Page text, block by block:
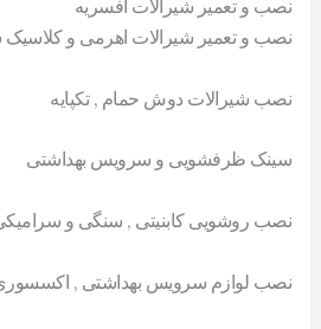
نصب و تعمیر شیرالات افسریه
نصب و تعمیر شیرالات اهرمی و کلاسیک
نصب شیرالات دوش حمام , تکپایه
سینک ظرفشویی و سرویس بهداشتی
نصب روشویی کابنیتی , سنگی و
نصب لوازم سرویس بهداشتی , اکسسوری